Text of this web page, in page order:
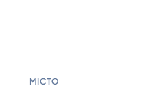
МІСТО